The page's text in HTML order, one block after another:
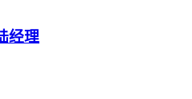
经理